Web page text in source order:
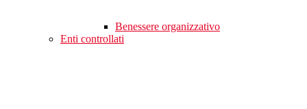
Benessere organizzativo
Enti controllati